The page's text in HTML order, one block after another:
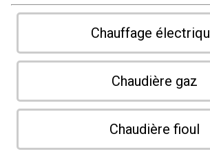
Chauffage
Chaudière gaz
Chaudière fioul